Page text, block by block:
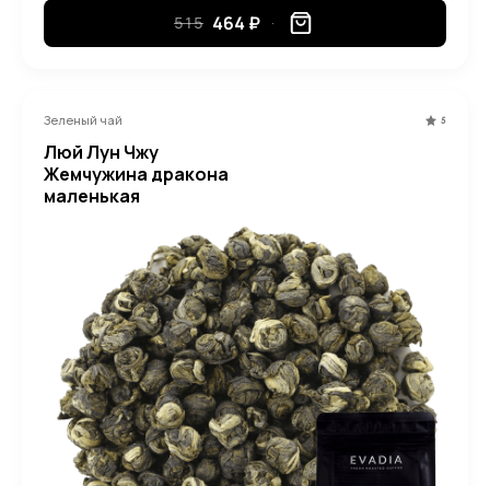
515 464 ₽
Зеленый чай 5
Люй Лун Чжу
Жемчужина дракона
маленькая